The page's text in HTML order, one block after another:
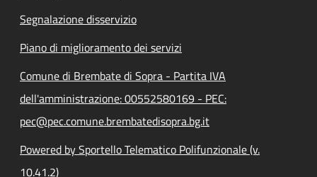
Segnalazione disservizio
Piano di miglioramento dei servizi
Comune di Brembate di Sopra - Partita IVA
dell'amministrazione: 00552580169 - PEC:
pec@pec.comune.brembatedisopra.bg.it
Powered by Sportello Telematico Polifunzionale (v.
10.41.2)